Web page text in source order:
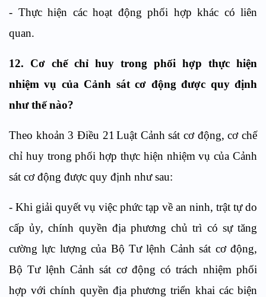
- Thực hiện các hoạt động phối hợp khác có liên
quan.
12. Cơ chế chỉ huy trong phối hợp thực hiện
nhiệm vụ của Cảnh sát cơ động được quy định
như thế nào?
Theo khoản 3 Điều 21 Luật Cảnh sát cơ động, cơ chế
chỉ huy trong phối hợp thực hiện nhiệm vụ củaCảnh
sát cơ động được quy định như sau:
- Khi giải quyết vụ việc phức tạp về an ninh, trật tự do
cấp ủy, chính quyền địa phương chủ trì có sự tăng
cường lực lượng của Bộ Tư lệnh Cảnh sát cơ động,
Bộ Tư lệnh Cảnh sát cơ động có trách nhiệm phối
hợpvới chính quyền địa phương triển khai các biện